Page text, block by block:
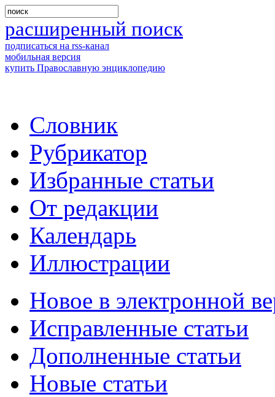
расширенный поиск
подписаться на rss-канал
мобильная версия
купить Православную энциклопедию
Словник
Рубрикатор
Избранные статьи
От редакции
Календарь
Иллюстрации
Новое в электронной
Исправленные статьи
Дополненные статьи
Новые статьи